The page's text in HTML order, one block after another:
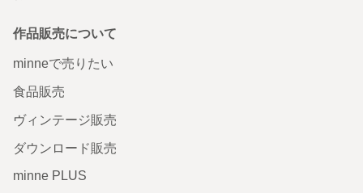
作品販売について
minneで売りたい
食品販売
ヴィンテージ販売
ダウンロード販売
minne PLUS